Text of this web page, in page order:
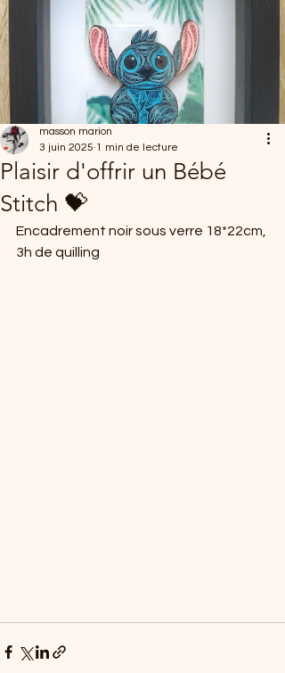
Plaisir d'offrir un Bébé
Stitch 💝
masson marion
3 juin 2025 1 min de lecture
Encadrement noir sous verre 18*22cm,
3h de quilling